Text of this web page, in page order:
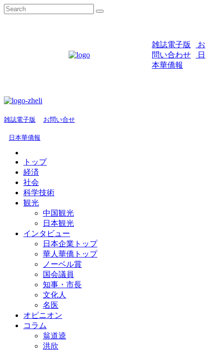
雑誌電子版
お
問い合わせ
日
本華僑報
雑誌電子版 お問い合せ
日本華僑報
トップ
経済
社会
科学技術
観光
中国観光
日本観光
インタビュー
日本企業トップ
華人華僑トップ
ノーベル賞
国会議員
知事・市長
文化人
名医
オピニオン
コラム
翁道逵
洪欣